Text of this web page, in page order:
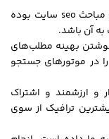
سئوی محتوای سایت از نخستین و اصولی‌ترین مباحث seo سایت بوده
آن باشد.
بهینه مطلب‌های
در موتورهای جستجو
و ارزشمند و اشتراک
ترافیک از سوی